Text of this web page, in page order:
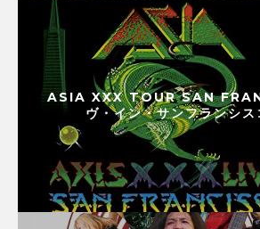
ASIA XXX TOUR SAN
ヴ・イン・サンフランシ